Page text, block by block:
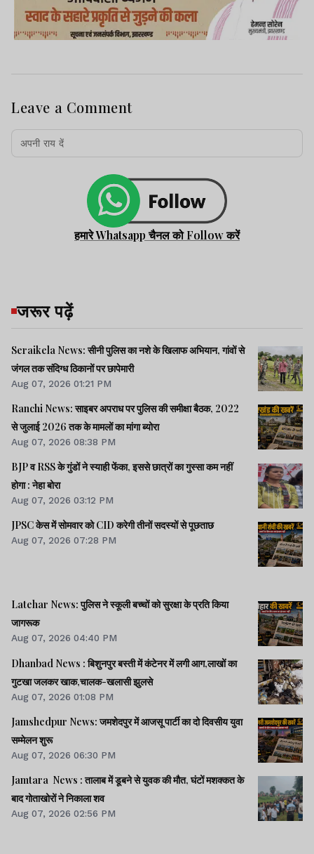
Leave a Comment
हमारे Whatsapp चैनल को Follow करें
जरूर पढ़ें
Seraikela News: सीनी पुलिस का नशे के खिलाफ अभियान, गांवों से
जंगल तक संदिग्ध ठिकानों पर छापेमारी
Aug 07, 2026 01:21 PM
Ranchi News: साइबर अपराध पर पुलिस की समीक्षा बैठक, 2022
से जुलाई 2026 तक के मामलों का मांगा ब्योरा
Aug 07, 2026 08:38 PM
BJP व RSS के गुंडों ने स्याही फेंका, इससे छात्रों का गुस्सा कम नहीं
होगा : नेहा बोरा
Aug 07, 2026 03:12 PM
JPSC केस में सोमवार को CID करेगी तीनों सदस्यों से पूछताछ
Aug 07, 2026 07:28 PM
Latehar News: पुलिस ने स्कूली बच्चों को सुरक्षा के प्रति किया
जागरूक
Aug 07, 2026 04:40 PM
Dhanbad News : बिशुनपुर बस्ती में कंटेनर में लगी आग,लाखों का
गुटखा जलकर खाक,चालक-खलासी झुलसे
Aug 07, 2026 01:08 PM
Jamshedpur News: जमशेदपुर में आजसू पार्टी का दो दिवसीय युवा
सम्मेलन शुरू
Aug 07, 2026 06:30 PM
Jamtara News : तालाब में डूबने से युवक की मौत, घंटों मशक्कत के
बाद गोताखोरों ने निकाला शव
Aug 07, 2026 02:56 PM